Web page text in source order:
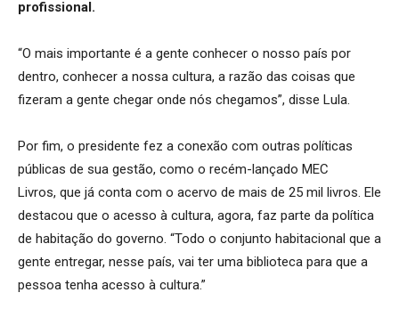
profissional.
“O mais importante é a gente conhecer o nosso país por
dentro, conhecer a nossa cultura, a razão das coisas que
fizeram a gente chegar onde nós chegamos”, disse Lula.
Por fim, o presidente fez a conexão com outras políticas
públicas de sua gestão, como o recém-lançado MEC
Livros, que já conta com o acervo de mais de 25 mil livros. Ele
destacou que o acesso à cultura, agora, faz parte da política
de habitação do governo. “Todo o conjunto habitacional que a
gente entregar, nesse país, vai ter uma biblioteca para que a
pessoa tenha acesso à cultura.”